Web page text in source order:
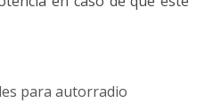
para autorradio